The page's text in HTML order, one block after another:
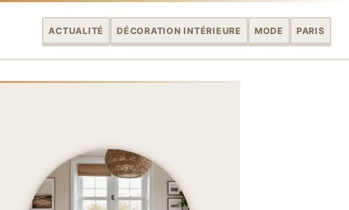
ACTUALITÉ DÉCORATION INTÉRIEURE MODE PARIS